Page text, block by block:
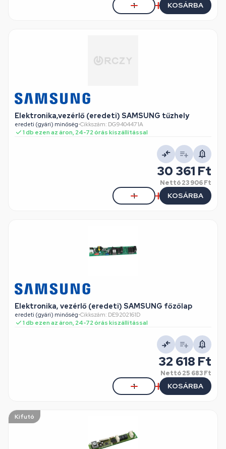
KOSÁRBA
Elektronika,vezérlő (eredeti) SAMSUNG tűzhely
eredeti (gyári) minőség•Cikkszám: DG9404471A
1 db ezen az áron, 24-72 órás kiszállítással
30 361 Ft
Nettó23 906 Ft
KOSÁRBA
Elektronika, vezérlő (eredeti) SAMSUNG főzőlap
eredeti (gyári) minőség•Cikkszám: DE9202161D
1 db ezen az áron, 24-72 órás kiszállítással
32 618 Ft
Nettó25 683 Ft
KOSÁRBA
Kifutó